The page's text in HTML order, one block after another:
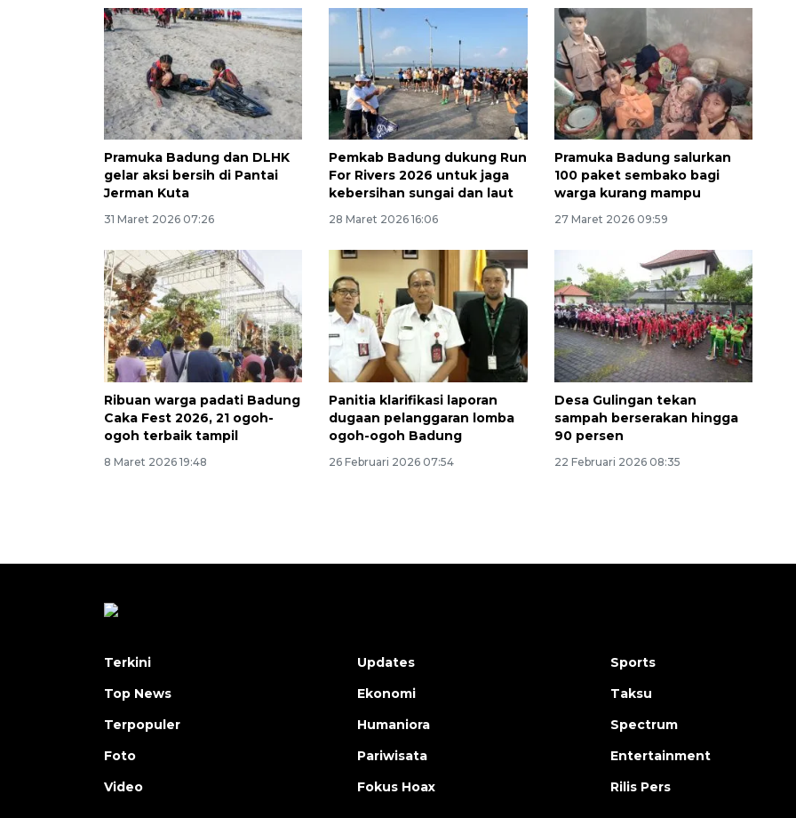
Pramuka Badung dan DLHK
gelar aksi bersih di Pantai
Jerman Kuta
31 Maret 2026 07:26
Pemkab Badung dukung Run
For Rivers 2026 untuk jaga
kebersihan sungai dan laut
28 Maret 2026 16:06
Pramuka Badung salurkan
100 paket sembako bagi
warga kurang mampu
27 Maret 2026 09:59
Ribuan warga padati Badung
Caka Fest 2026, 21 ogoh-
ogoh terbaik tampil
8 Maret 2026 19:48
Panitia klarifikasi laporan
dugaan pelanggaran lomba
ogoh-ogoh Badung
26 Februari 2026 07:54
Desa Gulingan tekan
sampah berserakan hingga
90 persen
22 Februari 2026 08:35
Awas penipuan berbasis AI
2026-08-07 13:45:00
Terkini
Top News
Terpopuler
Foto
Video
Updates
Ekonomi
Humaniora
Pariwisata
Fokus Hoax
Sports
Taksu
Spectrum
Entertainment
Rilis Pers